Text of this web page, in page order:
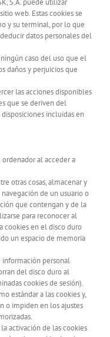
S.A. puede utilizar
web. Estas cookies se
y su terminal, por lo que
datos personales del
ningún caso del uso que el
daños y perjuicios que
las acciones disponibles
que se deriven del
incluidas en
al acceder a
otras cosas, almacenar y
de un usuario o
que contengan y de la
para reconocer al
cookies en el disco duro
un espacio de memoria
información personal
del disco duro al
cookies de sesión).
estándar a las cookies y,
o impiden en los ajustes
activación de las cookies